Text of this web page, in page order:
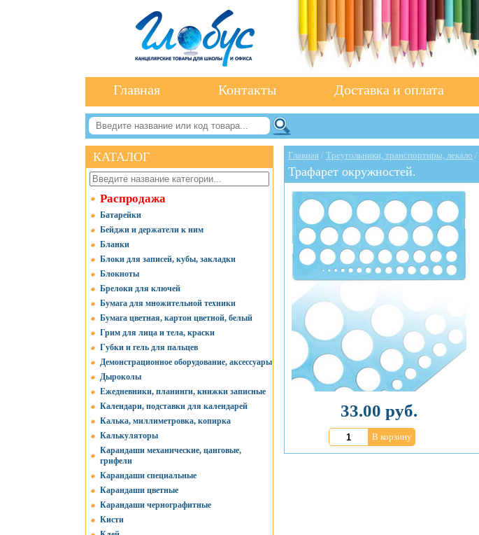
Главная Контакты Доставка и оплата
КАТАЛОГ
Распродажа
Батарейки
Бейджи и держатели к ним
Бланки
Блоки для записей, кубы, закладки
Блокноты
Брелоки для ключей
Бумага для множительной техники
Бумага цветная, картон цветной, белый
Грим для лица и тела, краски
Губки и гель для пальцев
Демонстрационное оборудование, аксессуары
Дыроколы
Ежедневники, планинги, книжки записные
Календари, подставки для календарей
Калька, миллиметровка, копирка
Калькуляторы
Карандаши механические, цанговые,
грифели
Карандаши специальные
Карандаши цветные
Карандаши чернографитные
Кисти
Главная / Треугольники, транспортиры, лекало /
Трафарет окружностей.
33.00 руб.
В корзину